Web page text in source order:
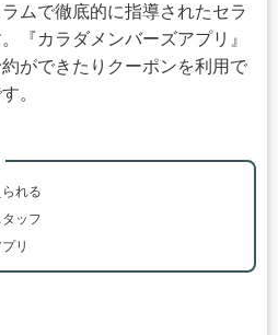
ムで徹底的に指導されたセラ
『カラダメンバーズアプリ』
ができたりクーポンを利用で
。
れる
ッフ
リ